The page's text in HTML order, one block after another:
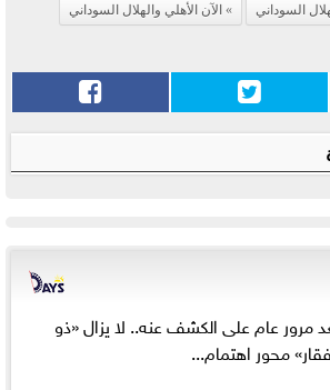
السوداني
الآن الأهلي والهلال السوداني
مرور عام على الكشف عنه.. لا يزال «ذو
محور اهتمام...